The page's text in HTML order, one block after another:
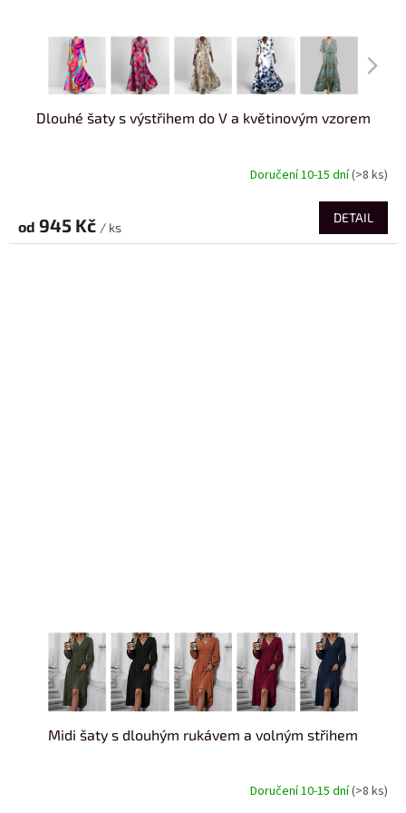
Dlouhé šaty s výstřihem do V a květinovým vzorem
Doručení 10-15 dní(>8 ks)
od 945 Kč / ks
DETAIL
Midi šaty s dlouhým rukávem a volným střihem
Doručení 10-15 dní(>8 ks)